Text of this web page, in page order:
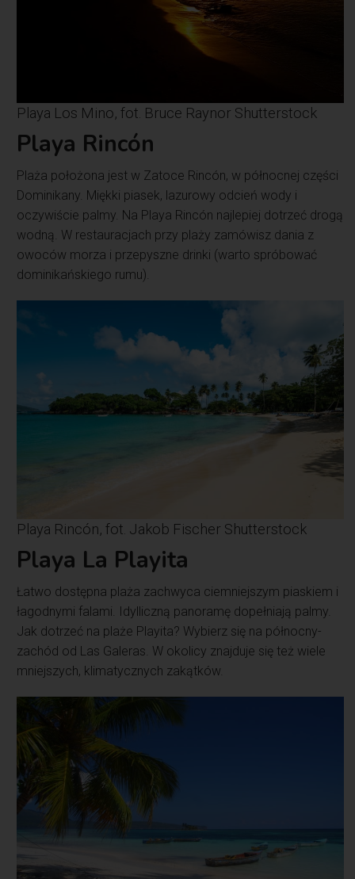
Playa Los Mino, fot. Bruce Raynor Shutterstock
Playa Rincón
Plaża położona jest w Zatoce Rincón, w północnej części
Dominikany. Miękki piasek, lazurowy odcień wody i
oczywiście palmy. Na Playa Rincón najlepiej dotrzeć drogą
wodną. W restauracjach przy plaży zamówisz dania z
owoców morza i przepyszne drinki (warto spróbować
dominikańskiego rumu).
Playa Rincón, fot. Jakob Fischer Shutterstock
Playa La Playita
Łatwo dostępna plaża zachwyca ciemniejszym piaskiem i
łagodnymi falami. Idylliczną panoramę dopełniają palmy.
Jak dotrzeć na plaże Playita? Wybierz się na północny-
zachód od Las Galeras. W okolicy znajduje się też wiele
mniejszych, klimatycznych zakątków.